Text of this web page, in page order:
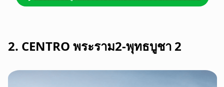
2. CENTRO พระราม2-พุทธบูชา 2